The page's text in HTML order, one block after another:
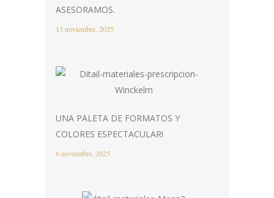
ASESORAMOS.
13 noviembre, 2025
UNA PALETA DE FORMATOS Y
COLORES ESPECTACULAR!
6 noviembre, 2025